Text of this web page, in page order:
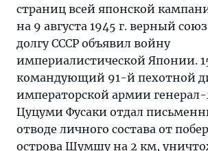
страниц всей японской
на 9 августа 1945 г. верный
долгу СССР объявил войну
империалистической Японии.
командующий 91-й пехотной
императорской армии
Цуцуми Фусаки отдал
отводе личного состава от
острова Шумшу на 2 км,